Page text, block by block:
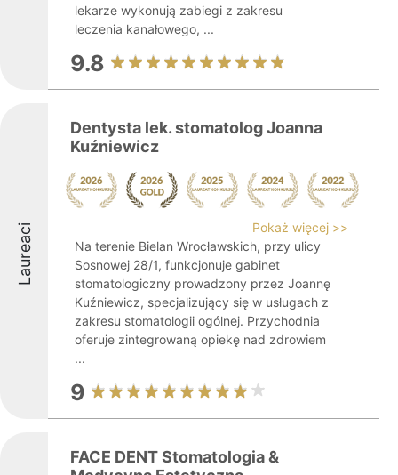
lekarze wykonują zabiegi z zakresu
leczenia kanałowego, ...
9.8
Laureaci
Dentysta lek. stomatolog Joanna
Kuźniewicz
Pokaż więcej >>
Na terenie Bielan Wrocławskich, przy ulicy
Sosnowej 28/1, funkcjonuje gabinet
stomatologiczny prowadzony przez Joannę
Kuźniewicz, specjalizujący się w usługach z
zakresu stomatologii ogólnej. Przychodnia
oferuje zintegrowaną opiekę nad zdrowiem
...
9
FACE DENT Stomatologia &